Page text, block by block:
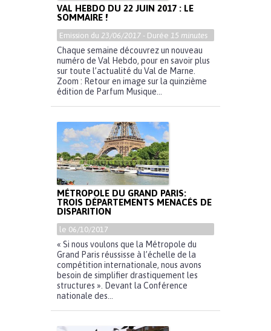
VAL HEBDO DU 22 JUIN 2017 : LE
SOMMAIRE !
Emission du 23/06/2017 - Durée 15 minutes
Chaque semaine découvrez un nouveau
numéro de Val Hebdo, pour en savoir plus
sur toute l’actualité du Val de Marne.
Zoom : Retour en image sur la quinzième
édition de Parfum Musique...
MÉTROPOLE DU GRAND PARIS:
TROIS DÉPARTEMENTS MENACÉS DE
DISPARITION
le 06/10/2017
« Si nous voulons que la Métropole du
Grand Paris réussisse à l’échelle de la
compétition internationale, nous avons
besoin de simplifier drastiquement les
structures ». Devant la Conférence
nationale des...